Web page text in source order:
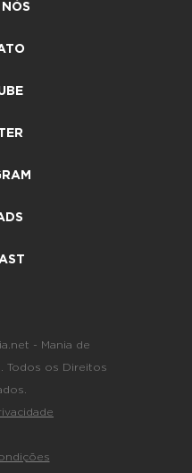
- Mania de
Todos os Direitos